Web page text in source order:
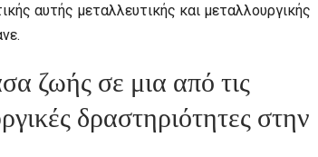
αυτής μεταλλευτικής και μεταλλουργικής
ζωής σε μια από τις
δραστηριότητες στην